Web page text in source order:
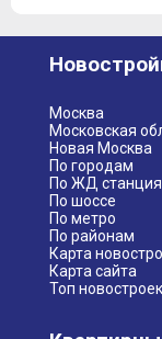
Москва
Московская
Новая Москва
По городам
По ЖД
По шоссе
По метро
По районам
Карта
Карта сайта
Топ новостроек